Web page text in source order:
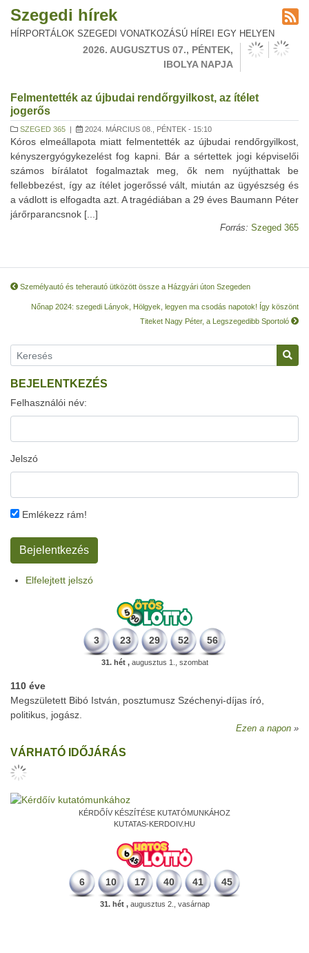
Szegedi hírek
HÍRPORTÁLOK SZEGEDI VONATKOZÁSÚ HÍREI EGY HELYEN
2026. AUGUSZTUS 07., PÉNTEK,
IBOLYA NAPJA
Felmentették az újbudai rendőrgyilkost, az ítélet
jogerős
SZEGED 365 | 2024. MÁRCIUS 08., PÉNTEK - 15:10
Kóros elmeállapota miatt felmentették az újbudai rendőrgyilkost,
kényszergyógykezelést fog kapni. Bár a sértettek jogi képviselői
számos bírálatot fogalmaztak meg, ők nem nyújthattak be
fellebbezést, így az ítélet jogerőssé vált, miután az ügyészség és
a vádlott is elfogadta azt. A tragédiában a 29 éves Baumann Péter
járőrparancsnok [...]
Forrás: Szeged 365
Személyautó és teherautó ütközött össze a Házgyári úton Szegeden
Nőnap 2024: szegedi Lányok, Hölgyek, legyen ma csodás napotok! Így köszönt
Titeket Nagy Péter, a Legszegedibb Sportoló
BEJELENTKEZÉS
Felhasználói név:
Jelszó
Emlékezz rám!
Elfelejtett jelszó
3 23 29 52 56
31. hét ,augusztus 1., szombat
110 éve
Megszületett Bibó István, posztumusz Széchenyi-díjas író,
politikus, jogász.
Ezen a napon
VÁRHATÓ IDŐJÁRÁS
KÉRDŐÍV KÉSZÍTÉSE KUTATÓMUNKÁHOZ
KUTATAS-KERDOIV.HU
6 10 17 40 41 45
31. hét ,augusztus 2., vasárnap